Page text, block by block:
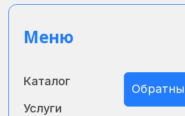
Где купить онлайн кассу или смарт
Хабаровске можно у авторизированного
ООО «Среда Сервис», где не только